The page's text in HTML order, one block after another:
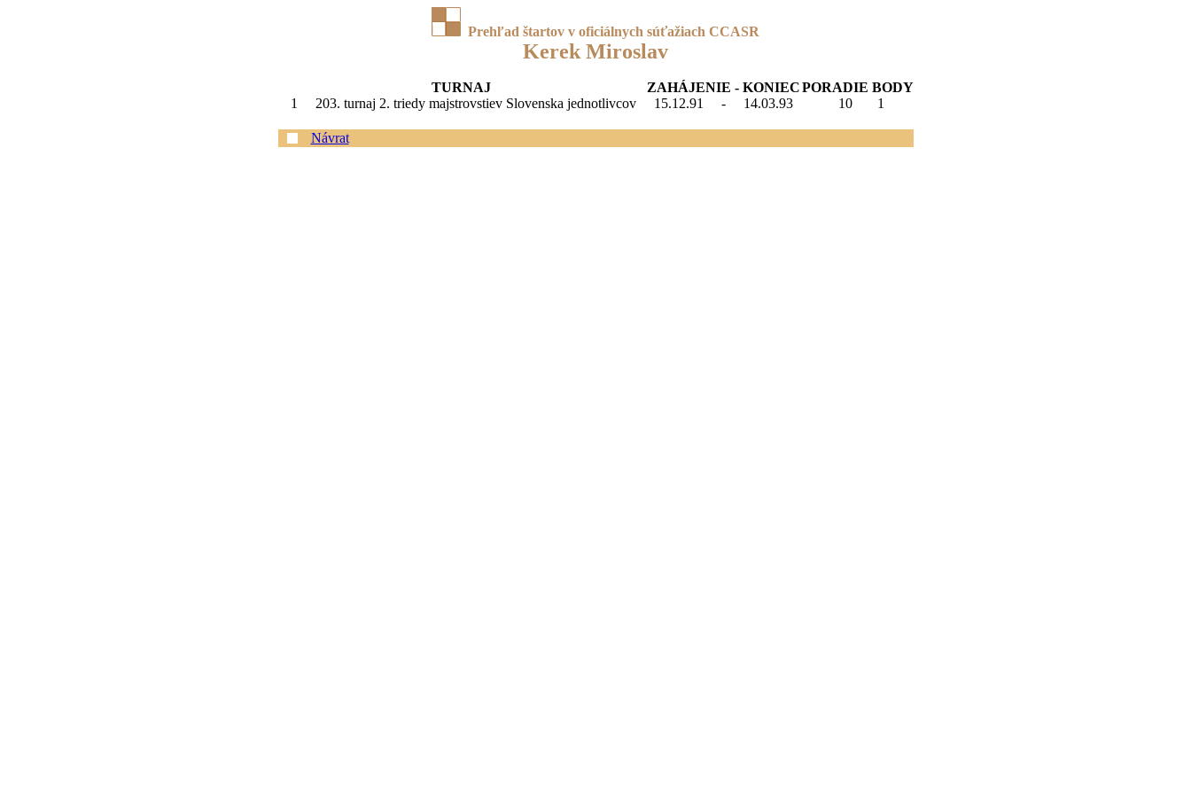
Prehľad štartov v oficiálnych súťažiach CCASR
Kerek Miroslav
TURNAJ ZAHÁJENIE - KONIECPORADIE BODY
1
203. turnaj 2. triedy majstrovstiev Slovenska jednotlivcov 15.12.91 - 14.03.93 10 1
Návrat